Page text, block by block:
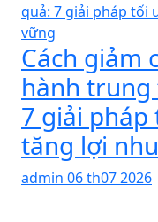
Cách giảm
hành trung
7 giải
tăng lợi
admin 06 th07 2026